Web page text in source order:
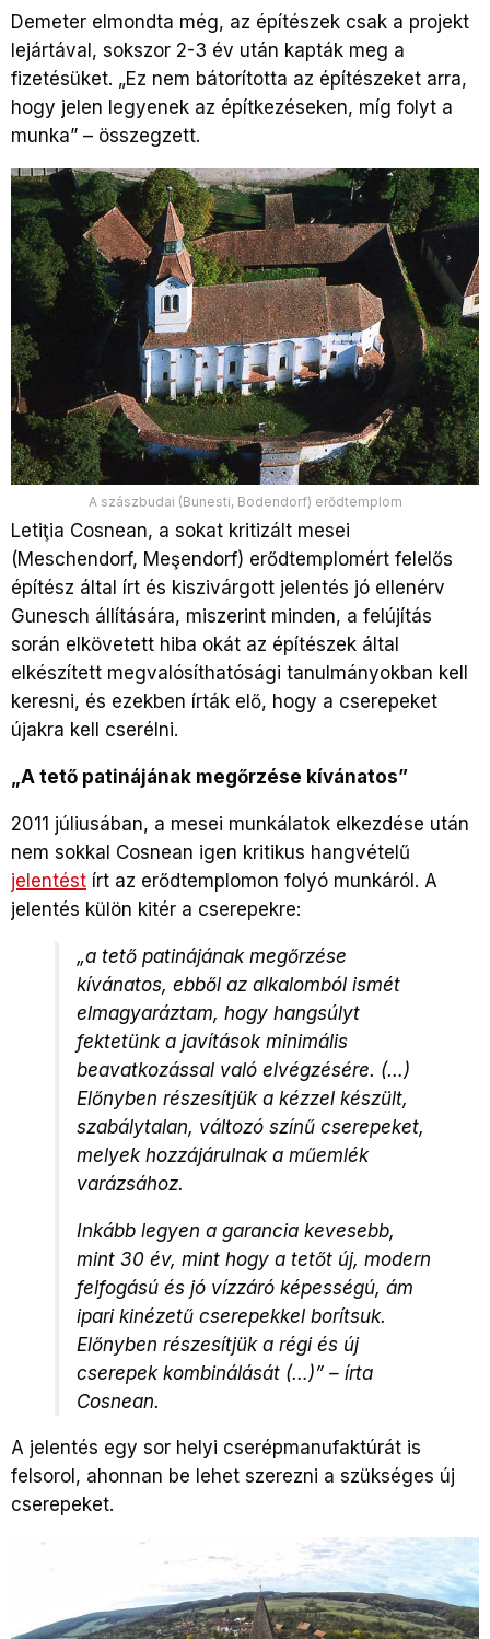
Demeter elmondta még, az építészek csak a projekt
lejártával, sokszor 2-3 év után kapták meg a
fizetésüket. „Ez nem bátorította az építészeket arra,
hogy jelen legyenek az építkezéseken, míg folyt a
munka” – összegzett.
A szászbudai (Bunesti, Bodendorf) erődtemplom
Letiţia Cosnean, a sokat kritizált mesei
(Meschendorf, Meşendorf) erődtemplomért felelős
építész által írt és kiszivárgott jelentés jó ellenérv
Gunesch állítására, miszerint minden, a felújítás
során elkövetett hiba okát az építészek által
elkészített megvalósíthatósági tanulmányokban kell
keresni, és ezekben írták elő, hogy a cserepeket
újakra kell cserélni.
„A tető patinájának megőrzése kívánatos”
2011 júliusában, a mesei munkálatok elkezdése után
nem sokkal Cosnean igen kritikus hangvételű
jelentést írt az erődtemplomon folyó munkáról. A
jelentés külön kitér a cserepekre:
„a tető patinájának megőrzése
kívánatos, ebből az alkalomból ismét
elmagyaráztam, hogy hangsúlyt
fektetünk a javítások minimális
beavatkozással való elvégzésére. (…)
Előnyben részesítjük a kézzel készült,
szabálytalan, változó színű cserepeket,
melyek hozzájárulnak a műemlék
varázsához.
Inkább legyen a garancia kevesebb,
mint 30 év, mint hogy a tetőt új, modern
felfogású és jó vízzáró képességú, ám
ipari kinézetű cserepekkel borítsuk.
Előnyben részesítjük a régi és új
cserepek kombinálását (…)” – írta
Cosnean.
A jelentés egy sor helyi cserépmanufaktúrát is
felsorol, ahonnan be lehet szerezni a szükséges új
cserepeket.